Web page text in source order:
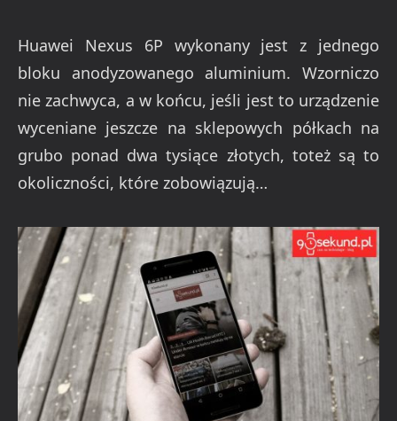
Huawei Nexus 6P wykonany jest z jednego
bloku anodyzowanego aluminium. Wzorniczo
nie zachwyca, a w końcu, jeśli jest to urządzenie
wyceniane jeszcze na sklepowych półkach na
grubo ponad dwa tysiące złotych, toteż są to
okoliczności, które zobowiązują…